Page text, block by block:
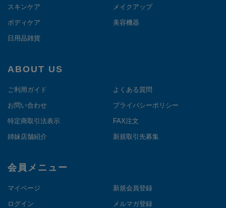
スキンケア メイクアップ
ボディケア 美容機器
日用品雑貨
ABOUT US
ご利用ガイド よくある質問
お問い合わせ プライバシーポリシー
特定商取引法表示 FAX注文
姉妹店舗紹介 新規取引先募集
会員メニュー
マイページ 新規会員登録
ログイン メルマガ登録